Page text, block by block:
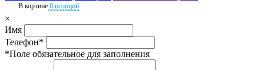
В корзине 0 позиций
×
Имя
Телефон*
*Поле обязательное для заполнения